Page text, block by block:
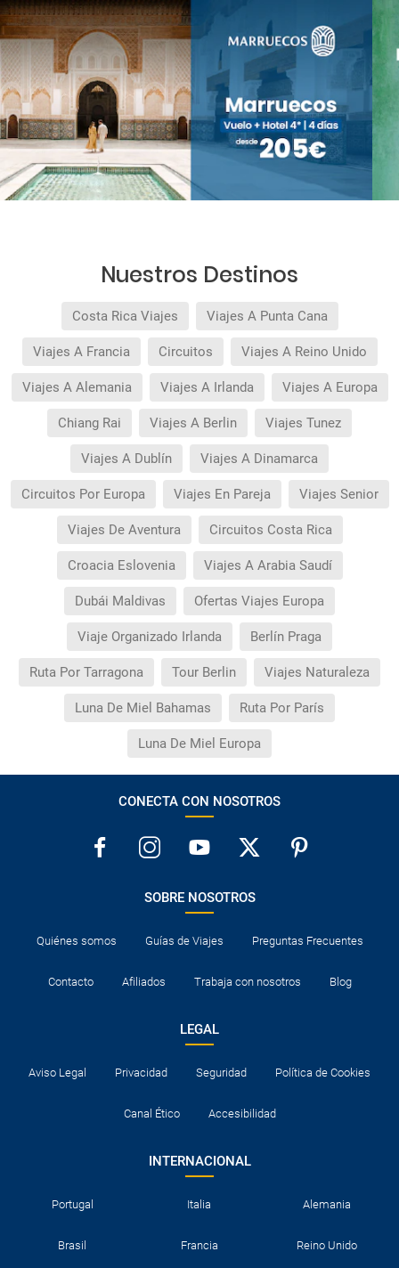
Nuestros Destinos
Costa Rica Viajes Viajes A Punta Cana
Viajes A Francia Circuitos Viajes A Reino Unido
Viajes A Alemania Viajes A Irlanda Viajes A Europa
Chiang Rai Viajes A Berlin Viajes Tunez
Viajes A Dublín Viajes A Dinamarca
Circuitos Por Europa Viajes En Pareja Viajes Senior
Viajes De Aventura Circuitos Costa Rica
Croacia Eslovenia Viajes A Arabia Saudí
Dubái Maldivas Ofertas Viajes Europa
Viaje Organizado Irlanda Berlín Praga
Ruta Por Tarragona Tour Berlin Viajes Naturaleza
Luna De Miel Bahamas Ruta Por París
Luna De Miel Europa
CONECTA CON NOSOTROS
SOBRE NOSOTROS
Quiénes somos Guías de Viajes Preguntas Frecuentes
Contacto Afiliados Trabaja con nosotros Blog
LEGAL
Aviso Legal Privacidad Seguridad Política de Cookies
Canal Ético Accesibilidad
INTERNACIONAL
Portugal Italia Alemania
Brasil Francia Reino Unido